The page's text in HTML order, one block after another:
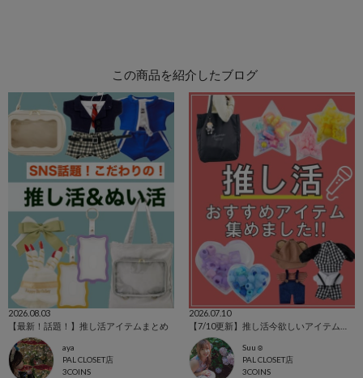
この商品を紹介したブログ
2026.08.03
【最新！話題！】推し活アイテムまとめ
aya
PAL CLOSET店
3COINS
2026.07.10
Suu☺︎
PAL CLOSET店
3COINS